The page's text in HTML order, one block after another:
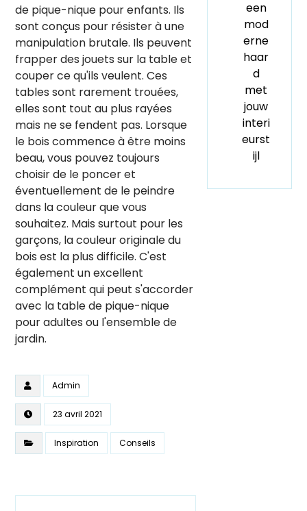
de pique-nique pour enfants. Ils
sont conçus pour résister à une
manipulation brutale. Ils peuvent
frapper des jouets sur la table et
couper ce qu'ils veulent. Ces
tables sont rarement trouées,
elles sont tout au plus rayées
mais ne se fendent pas. Lorsque
le bois commence à être moins
beau, vous pouvez toujours
choisir de le poncer et
éventuellement de le peindre
dans la couleur que vous
souhaitez. Mais surtout pour les
garçons, la couleur originale du
bois est la plus difficile. C'est
également un excellent
complément qui peut s'accorder
avec la table de pique-nique
pour adultes ou l'ensemble de
jardin.
Admin
23 avril 2021
Inspiration Conseils
een
mod
erne
haar
d
met
jouw
interi
eurst
ijl